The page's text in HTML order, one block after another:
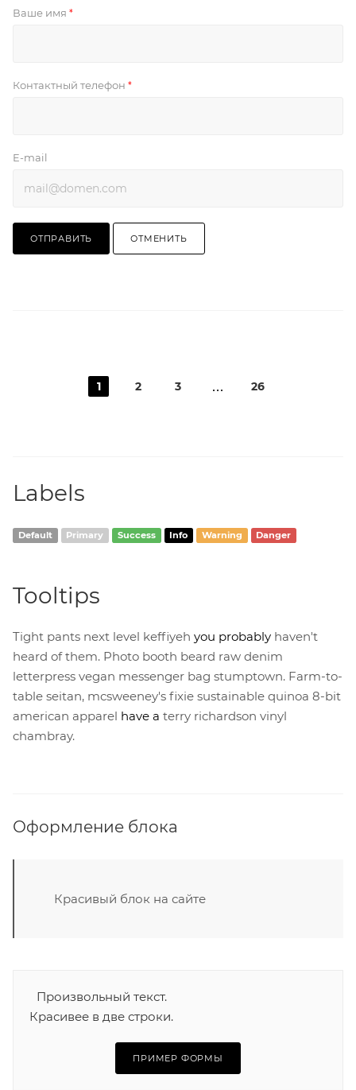
Ваше имя *
Контактный телефон *
E-mail
ОТПРАВИТЬ ОТМЕНИТЬ
1 2 3 26
Labels
Default Primary Success Info Warning Danger
Tooltips
Tight pants next level keffiyeh you probably haven't
heard of them. Photo booth beard raw denim
letterpress vegan messenger bag stumptown. Farm-to-
table seitan, mcsweeney's fixie sustainable quinoa 8-bit
american apparel have a terry richardson vinyl
chambray.
Оформление блока
Красивый блок на сайте
Произвольный текст.
Красивее в две строки.
ПРИМЕР ФОРМЫ